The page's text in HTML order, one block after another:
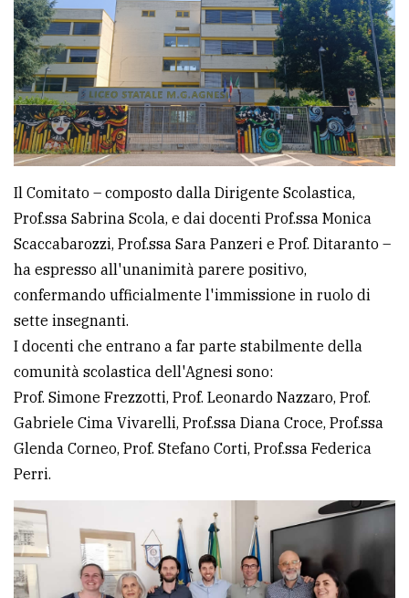
LE
ALTRE
TESTATE
PRIVACY
policy
Cookie
policy
Il Comitato – composto dalla Dirigente Scolastica,
Prof.ssa Sabrina Scola, e dai docenti Prof.ssa Monica
Scaccabarozzi, Prof.ssa Sara Panzeri e Prof. Ditaranto –
ha espresso all'unanimità parere positivo,
confermando ufficialmente l'immissione in ruolo di
sette insegnanti.
I docenti che entrano a far parte stabilmente della
comunità scolastica dell'Agnesi sono:
Prof. Simone Frezzotti, Prof. Leonardo Nazzaro, Prof.
Gabriele Cima Vivarelli, Prof.ssa Diana Croce, Prof.ssa
Glenda Corneo, Prof. Stefano Corti, Prof.ssa Federica
Perri.